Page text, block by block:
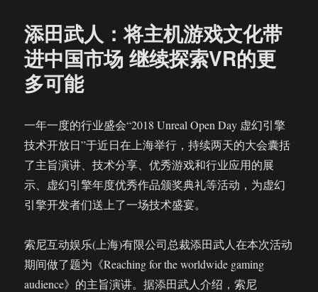
添田武人：将主机游戏文化带
进中国市场 继续探索VR的更
多可能
一年一度的行业盛会“2018 Unreal Open Day 虚幻引擎
技术开放日”于近日在上海举行，持续两天的大会囊括
了主旨演讲、技术分享、优秀游戏和行业应用的展
示、虚幻引擎年度优秀作品颁奖典礼等活动，为虚幻
引擎开发者们送上了一场技术盛宴。
索尼互动娱乐(上海)有限公司总裁添田武人在本次活动
期间做了题为《Reaching for the worldwide gaming
audience》的主旨演讲。据添田武人介绍，索尼